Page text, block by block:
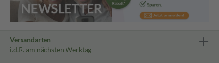
Versandarten
i.d.R. am nächsten Werktag